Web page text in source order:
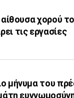
χορού
τις εργασίες
μήνυμα του